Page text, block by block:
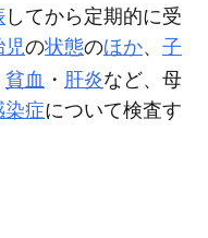
してから定期的に受
児の状態のほか、 子
貧血 ・ 肝炎など、母
染症について検査す